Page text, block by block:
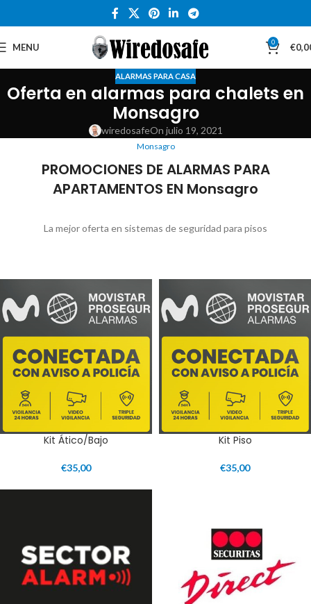
MENU 0 €
ALARMAS PARA CASA
Oferta en alarmas para chalets en
Monsagro
wiredosafeOn julio 19, 2021
Monsagro
PROMOCIONES DE ALARMAS PARA
APARTAMENTOS EN Monsagro
La mejor oferta en sistemas de seguridad para pisos
Kit Ático/Bajo
€35,00
Kit Piso
€35,00